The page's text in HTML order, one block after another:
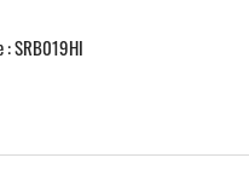
: SRB019HI